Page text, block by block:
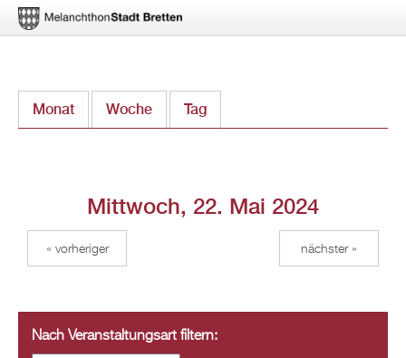
zum
Monat Woche Tag
Mittwoch, 22. Mai 2024
« vorheriger nächster »
Nach Veranstaltungsart filtern: